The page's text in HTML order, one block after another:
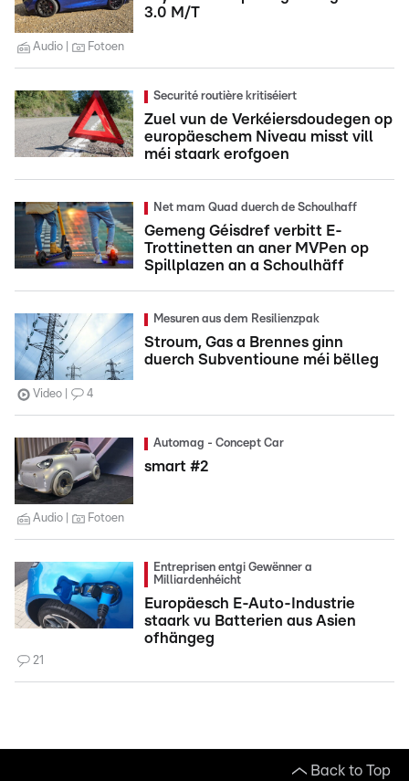
3.0 M/T
Audio Fotoen
Securité routière kritiséiert
Zuel vun de Verkéiersdoudegen op
europäeschem Niveau misst vill
méi staark erofgoen
Net mam Quad duerch de Schoulhaff
Gemeng Géisdref verbitt E-
Trottinetten an aner MVPen op
Spillplazen an a Schoulhäff
Mesuren aus dem Resilienzpak
Stroum, Gas a Brennes ginn
duerch Subventioune méi bëlleg
Video 4
Automag - Concept Car
smart #2
Audio Fotoen
Entreprisen entgi Gewënner a
Milliardenhéicht
Europäesch E-Auto-Industrie
staark vu Batterien aus Asien
ofhängeg
21
Back to Top